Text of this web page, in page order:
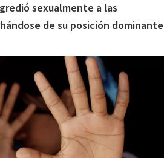
sexualmente a las
de su posición dominante